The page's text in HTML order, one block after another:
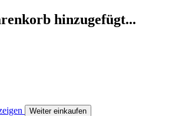
hinzugefügt...
Weiter einkaufen